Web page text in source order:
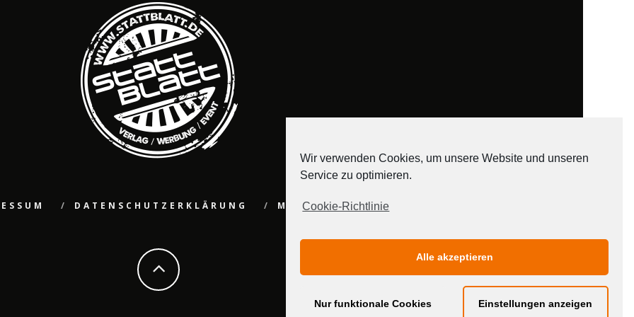
DATENSCHUTZERKLÄRUNG MEDIADATEN
Wir verwenden Cookies, um unsere Website und unseren
Service zu optimieren.
Cookie-Richtlinie
Alle akzeptieren
Nur funktionale Cookies Einstellungen anzeigen